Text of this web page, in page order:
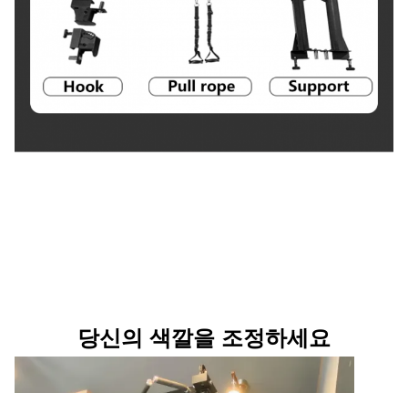
당신의 색깔을 조정하세요